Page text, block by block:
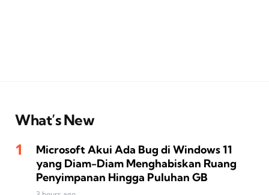
What’s New
Microsoft Akui Ada Bug di Windows 11
yang Diam-Diam Menghabiskan Ruang
Penyimpanan Hingga Puluhan GB